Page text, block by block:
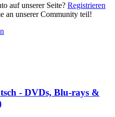
auf unserer Seite? Registrieren
an unserer Community teil!
- DVDs, Blu-rays &